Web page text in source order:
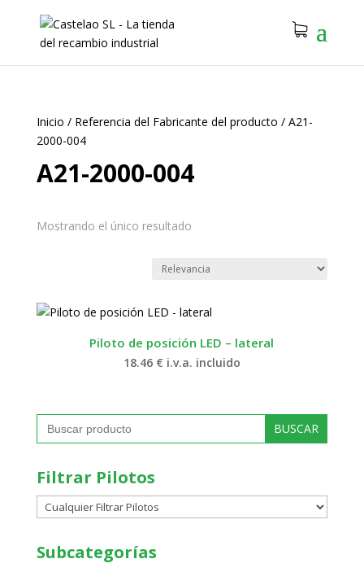
Inicio / Referencia del Fabricante del producto / A21-
2000-004
A21-2000-004
Mostrando el único resultado
Piloto de posición LED – lateral
18.46 € i.v.a. incluido
Buscar:
Filtrar Pilotos
Subcategorías